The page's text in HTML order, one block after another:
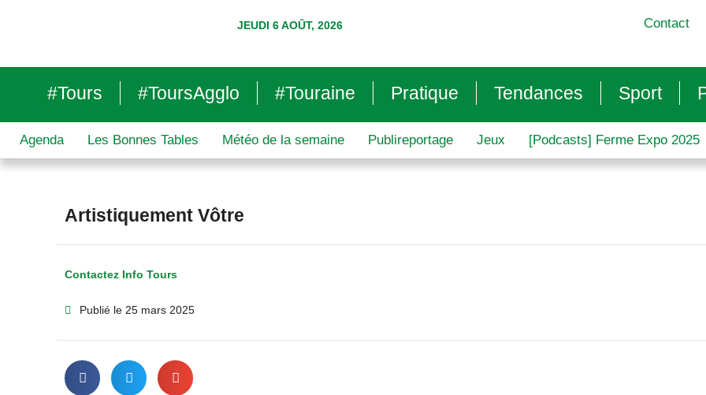
JEUDI 6 AOÛT, 2026 Contact
#Tours #ToursAgglo #Touraine Pratique Tendances Sport
Agenda Les Bonnes Tables Météo de la semaine Publireportage Jeux [Podcasts] Ferme Expo 2025
Artistiquement Vôtre
Contactez Info Tours
Publié le 25 mars 2025